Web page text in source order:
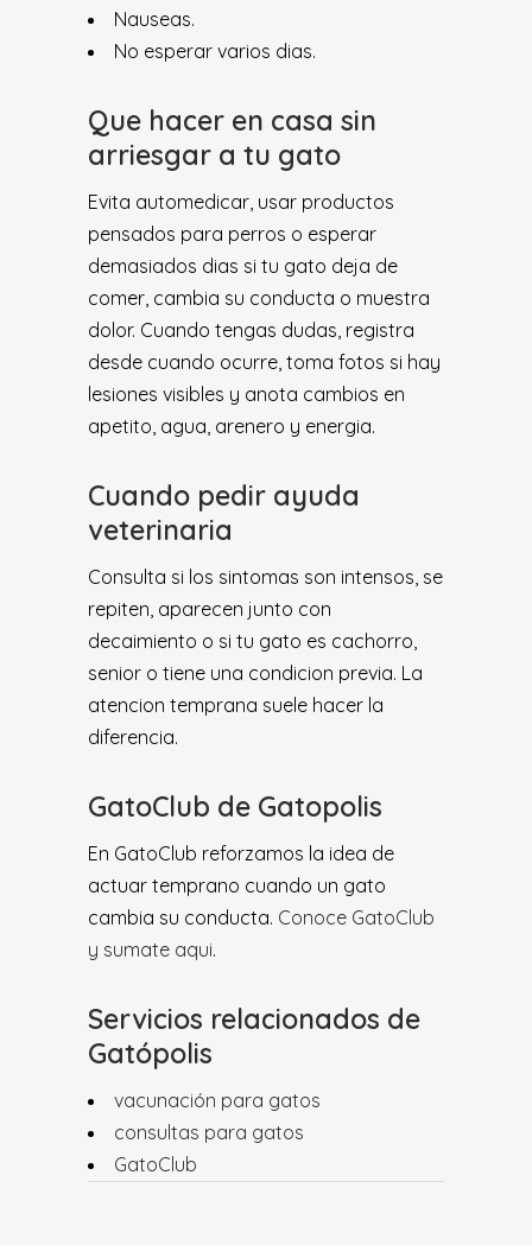
Nauseas.
No esperar varios dias.
Que hacer en casa sin
arriesgar a tu gato
Evita automedicar, usar productos
pensados para perros o esperar
demasiados dias si tu gato deja de
comer, cambia su conducta o muestra
dolor. Cuando tengas dudas, registra
desde cuando ocurre, toma fotos si hay
lesiones visibles y anota cambios en
apetito, agua, arenero y energia.
Cuando pedir ayuda
veterinaria
Consulta si los sintomas son intensos, se
repiten, aparecen junto con
decaimiento o si tu gato es cachorro,
senior o tiene una condicion previa. La
atencion temprana suele hacer la
diferencia.
GatoClub de Gatopolis
En GatoClub reforzamos la idea de
actuar temprano cuando un gato
cambia su conducta. Conoce GatoClub
y sumate aqui.
Servicios relacionados de
Gatópolis
vacunación para gatos
consultas para gatos
GatoClub